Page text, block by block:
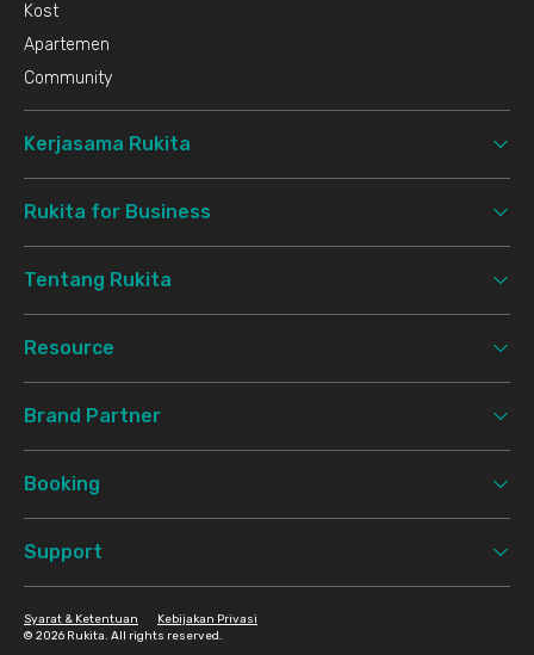
Kost
Apartemen
Community
Kerjasama Rukita
Rukita for Business
Tentang Rukita
Resource
Brand Partner
Booking
Support
© 2026 Rukita. All rights reserved.
Syarat & Ketentuan Kebijakan Privasi